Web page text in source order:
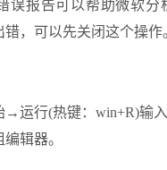
误报告可以帮助微软分
，可以先关闭这个操作
→运行(热键：win+R)输
辑器。